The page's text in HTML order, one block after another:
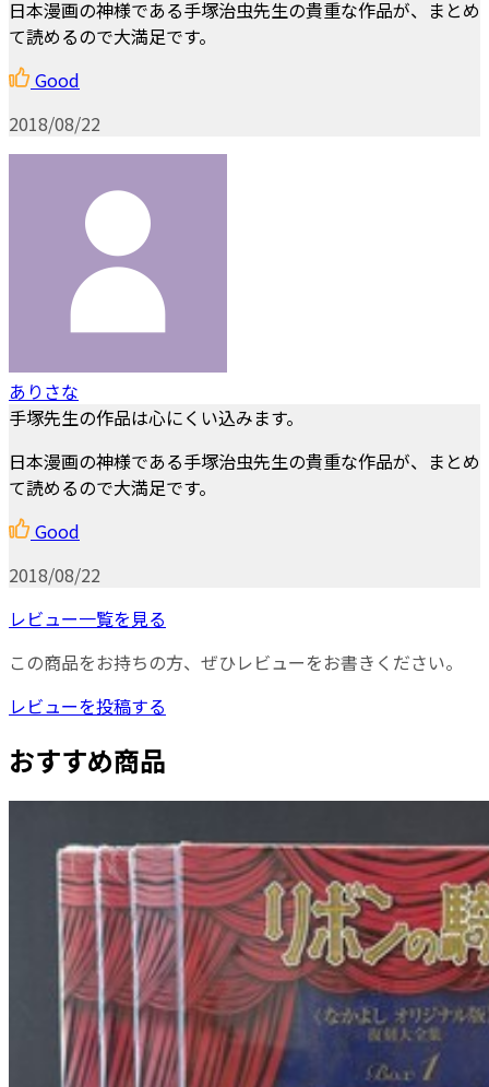
日本漫画の神様である手塚治虫先生の貴重な作品が、まとめ
て読めるので大満足です。
Good
2018/08/22
ありさな
手塚先生の作品は心にくい込みます。
日本漫画の神様である手塚治虫先生の貴重な作品が、まとめ
て読めるので大満足です。
Good
2018/08/22
レビュー一覧を見る
この商品をお持ちの方、ぜひレビューをお書きください。
レビューを投稿する
おすすめ商品